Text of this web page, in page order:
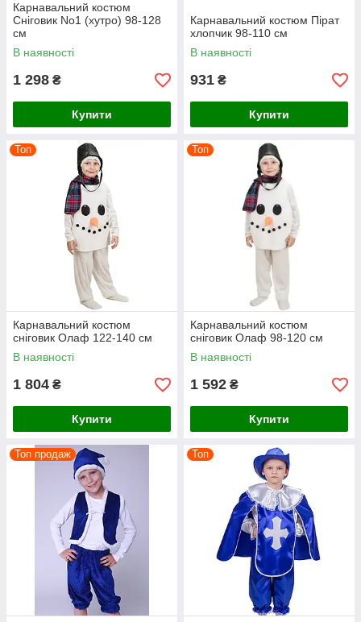
Карнавальний костюм
Сніговик No1 (хутро) 98-128
см
В наявності
1 298 ₴
Купити
Карнавальний костюм Пірат
хлопчик 98-110 см
В наявності
931 ₴
Купити
Топ
Карнавальний костюм
сніговик Олаф 122-140 см
В наявності
1 804 ₴
Купити
Топ
Карнавальний костюм
сніговик Олаф 98-120 см
В наявності
1 592 ₴
Купити
Топ продаж Топ